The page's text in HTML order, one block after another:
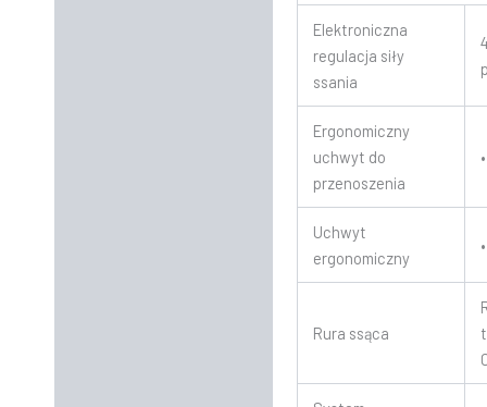
Elektroniczna
regulacja siły
ssania
Ergonomiczny
uchwyt do
przenoszenia
•
Uchwyt
ergonomiczny
•
Rura ssąca